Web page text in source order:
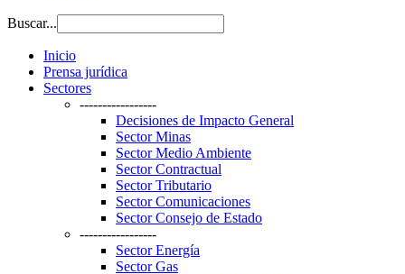
Buscar...
Inicio
Prensa jurídica
Sectores
-----------------
Decisiones de Impacto General
Sector Minas
Sector Medio Ambiente
Sector Contractual
Sector Tributario
Sector Comunicaciones
Sector Consejo de Estado
-----------------
Sector Energía
Sector Gas